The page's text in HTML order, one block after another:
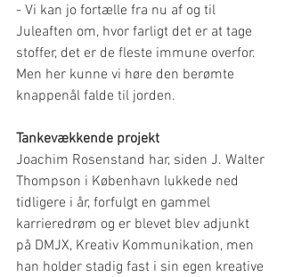
- Vi kan jo fortælle fra nu af og til
Juleaften om, hvor farligt det er at tage
stoffer, det er de fleste immune overfor.
Men her kunne vi høre den berømte
knappenål falde til jorden.
Tankevækkende projekt
Joachim Rosenstand har, siden J. Walter
Thompson i København lukkede ned
tidligere i år, forfulgt en gammel
karrieredrøm og er blevet blev adjunkt
på DMJX, Kreativ Kommunikation, men
han holder stadig fast i sin egen kreative